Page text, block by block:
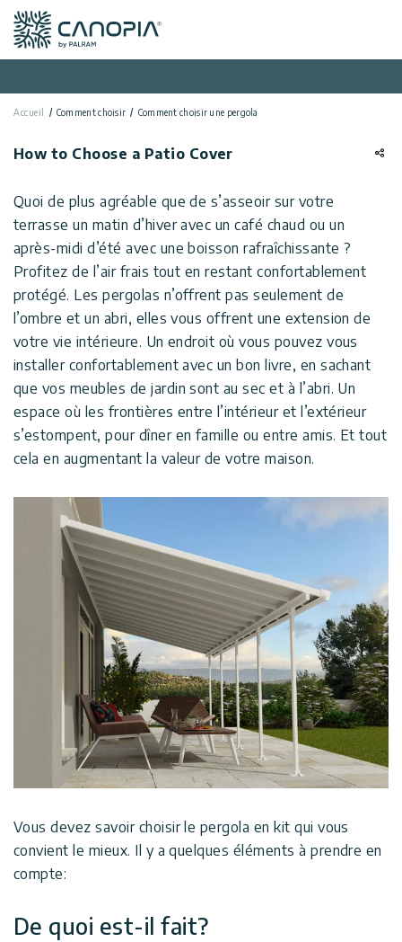
Canopia FR
Français
Serres
Tonnelles
de Jardin
Abris
de
Pergolas
Auvents
Porte
Carports
Tonnelles
Fermées
Piscine
Accessoires
Promos
Appelez
Nous
Nous
Contacter
Soutien
Installation
Professionnelle
Conseils
Mentions
Legales
Général
Politique de
confidentialité
Conditions
d’utilisation
Conditions
Générales
de Vente
Industries
Promos
Accueil Comment choisir Comment choisir une pergola
How to Choose a Patio Cover
Quoi de plus agréable que de s’asseoir sur votre
terrasse un matin d’hiver avec un café chaud ou un
après-midi d’été avec une boisson rafraîchissante ?
Profitez de l’air frais tout en restant confortablement
protégé. Les pergolas n’offrent pas seulement de
l’ombre et un abri, elles vous offrent une extension de
votre vie intérieure. Un endroit où vous pouvez vous
installer confortablement avec un bon livre, en sachant
que vos meubles de jardin sont au sec et à l’abri. Un
espace où les frontières entre l’intérieur et l’extérieur
s’estompent, pour dîner en famille ou entre amis. Et tout
cela en augmentant la valeur de votre maison.
Vous devez savoir choisir le pergola en kit qui vous
convient le mieux. Il y a quelques éléments à prendre en
compte:
De quoi est-il fait?